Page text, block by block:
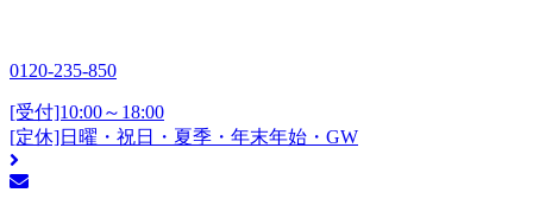
0120-235-850
[受付]10:00～18:00
[定休]日曜・祝日・夏季・年末年始・GW